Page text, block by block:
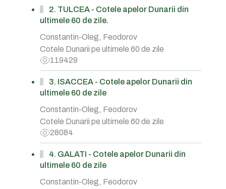
2. TULCEA - Cotele apelor Dunarii din
ultimele 60 de zile.
Constantin-Oleg, Feodorov
Cotele Dunarii pe ultimele 60 de zile
119429
3. ISACCEA - Cotele apelor Dunarii din
ultimele 60 de zile
Constantin-Oleg, Feodorov
Cotele Dunarii pe ultimele 60 de zile
28084
4. GALATI - Cotele apelor Dunarii din
ultimele 60 de zile
Constantin-Oleg, Feodorov